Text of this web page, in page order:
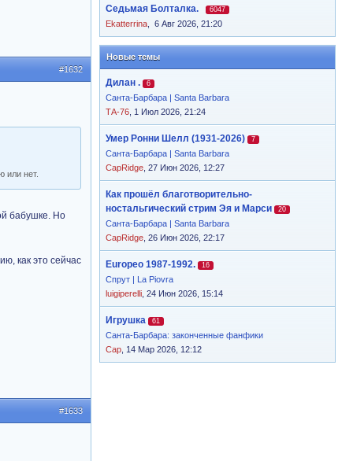
Седьмая Болталка. 6047
Ekatterrina 6 Авг 2026, 21:20
Новые темы
Дилан . 6
Санта-Барбара | Santa Barbara
ТА-76 , 1 Июл 2026, 21:24
Умер Ронни Шелл (1931-2026) 7
Санта-Барбара | Santa Barbara
CapRidge , 27 Июн 2026, 12:27
Как прошёл благотворительно-
ностальгический стрим Эя и Марси
20
Санта-Барбара | Santa Barbara
CapRidge , 26 Июн 2026, 22:17
Europeo 1987-1992. 16
Спрут | La Piovra
luigiperelli , 24 Июн 2026, 15:14
Игрушка 61
Санта-Барбара: законченные фанфики
Cap , 14 Мар 2026, 12:12
#1632
или нет.
бабушке. Но
как это сейчас
#1633